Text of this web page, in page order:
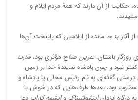
حکایت از آن دارند که همهُ مردم ایلام و
از آثار به جا مانده از ایلامیان که پایتخت آن‌ها
روزگار باستان.نفرین صلاح مؤثری بود، قدرت
کمتر نبود و چون پادشاه نمایندهُ خدا بر زمین
گفته‌ای به نام رئیس محلی یا پادشاه و
مطلوب بود، بعدها طرف‌هایی که در شوش با
درگاه ایزداناینشوشیناک وایشمه کاراب دعا